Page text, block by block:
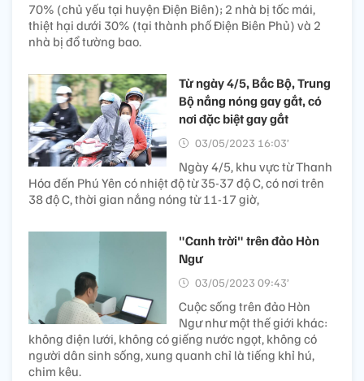
70% (chủ yếu tại huyện Điện Biên); 2 nhà bị tốc mái,
thiệt hại dưới 30% (tại thành phố Điện Biên Phủ) và 2
nhà bị đổ tường bao.
Từ ngày 4/5, Bắc Bộ, Trung
Bộ nắng nóng gay gắt, có
nơi đặc biệt gay gắt
03/05/2023 16:03’
Ngày 4/5, khu vực từ Thanh
Hóa đến Phú Yên có nhiệt độ từ 35-37 độ C, có nơi trên
38 độ C, thời gian nắng nóng từ 11-17 giờ,
"Canh trời" trên đảo Hòn
Ngư
03/05/2023 09:43’
Cuộc sống trên đảo Hòn
Ngư như một thế giới khác:
không điện lưới, không có giếng nước ngọt, không có
người dân sinh sống, xung quanh chỉ là tiếng khỉ hú,
chim kêu.